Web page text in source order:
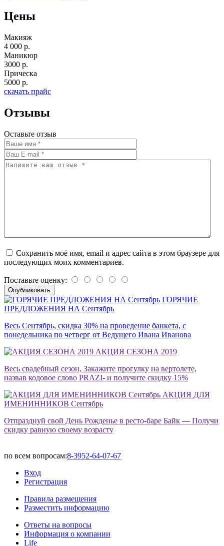
Цены
Макияж
4 000 р.
Маникюр
3000 р.
Прическа
5000 р.
скачать прайс
Отзывы
Оставьте отзыв
Сохранить моё имя, email и адрес сайта в этом браузере для
последующих моих комментариев.
Поставьте оценку:
ГОРЯЧИЕ
ПРЕДЛОЖЕНИЯ НА Сентябрь
Весь Сентябрь, скидка 30% на проведение банкета, с
понедельника по четверг от Ведущего Ивана Иванова
АКЦИЯ СЕЗОНА 2019
Весь свадебный сезон, Закажите прогулку на вертолете,
назвав кодовое слово PRAZI- и получите скидку 15%
АКЦИЯ ДЛЯ
ИМЕНИННИКОВ Сентябрь
Отпразднуй свой День Рожденье в ресто-баре Байк — Получи
скидку равную своему возрасту
по всем вопросам:8-3952-64-07-67
Вход
Регистрация
Правила размещения
Разместить информацию
Ответы на вопросы
Информация о компании
Life